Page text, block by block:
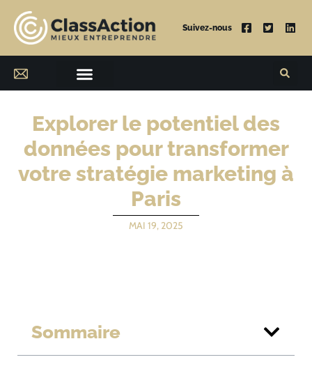
Suivez-nous
Explorer le potentiel des
données pour transformer
votre stratégie marketing à
Paris
MAI 19, 2025
Sommaire